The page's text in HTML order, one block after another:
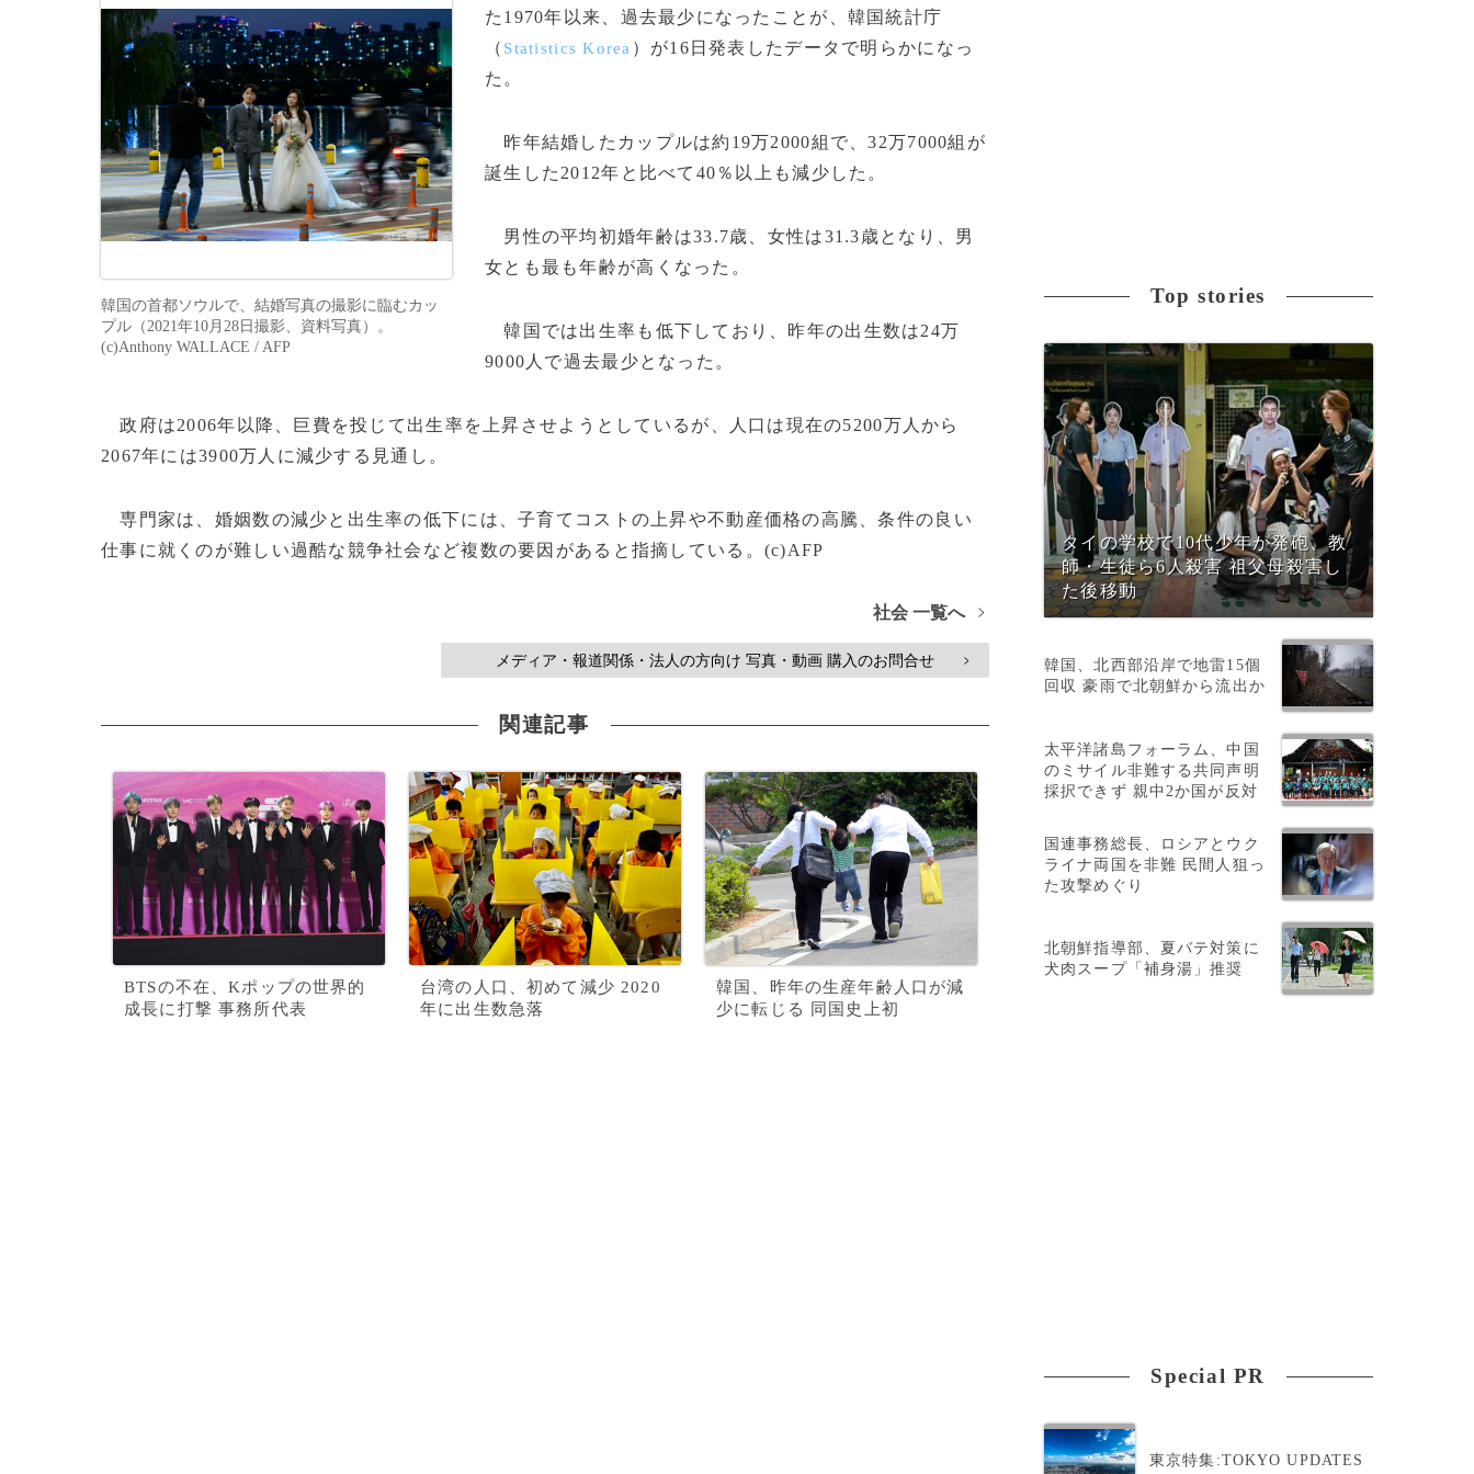
韓国の首都ソウルで、結婚写真の撮影に臨むカッ
プル（2021年10月28日撮影、資料写真）。
(c)Anthony WALLACE / AFP
た1970年以来、過去最少になったことが、韓国統計庁
（ Statistics Korea ）が16日発表したデータで明らかになっ
た。
昨年結婚したカップルは約19万2000組で、32万7000組が
誕生した2012年と比べて40％以上も減少した。
男性の平均初婚年齢は33.7歳、女性は31.3歳となり、男
女とも最も年齢が高くなった。
韓国では出生率も低下しており、昨年の出生数は24万
9000人で過去最少となった。
政府は2006年以降、巨費を投じて出生率を上昇させようとしているが、人口は現在の5200万人から
2067年には3900万人に減少する見通し。
専門家は、婚姻数の減少と出生率の低下には、子育てコストの上昇や不動産価格の高騰、条件の良い
仕事に就くのが難しい過酷な競争社会など複数の要因があると指摘している。(c)AFP
社会 一覧へ >
メディア・報道関係・法人の方向け 写真・動画 購入のお問合せ >
関連記事
BTSの不在、Kポップの世界的
成長に打撃 事務所代表
台湾の人口、初めて減少 2020
年に出生数急落
韓国、昨年の生産年齢人口が減
少に転じる 同国史上初
Top stories
タイの学校で10代少年が発砲、教
師・生徒ら6人殺害 祖父母殺害し
た後移動
韓国、北西部沿岸で地雷15個
回収 豪雨で北朝鮮から流出か
太平洋諸島フォーラム、中国
のミサイル非難する共同声明
採択できず 親中2か国が反対
国連事務総長、ロシアとウク
ライナ両国を非難 民間人狙っ
た攻撃めぐり
北朝鮮指導部、夏バテ対策に
犬肉スープ「補身湯」推奨
Special PR
東京特集:TOKYO UPDATES